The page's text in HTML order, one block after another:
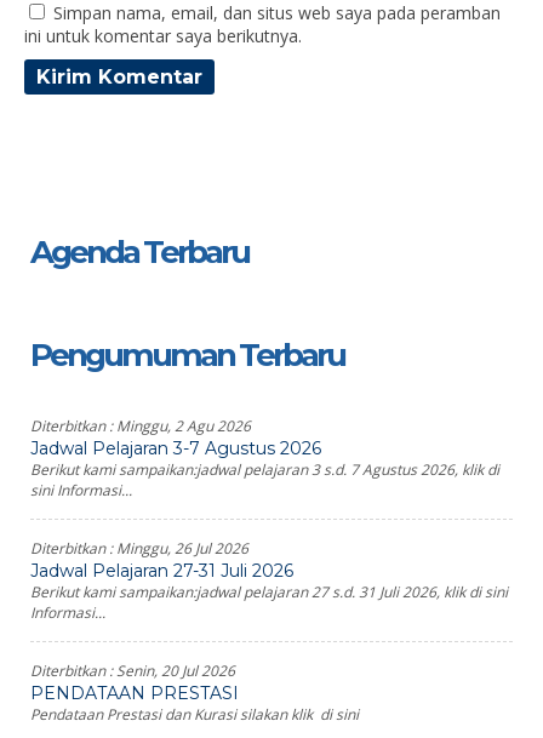
Simpan nama, email, dan situs web saya pada peramban
ini untuk komentar saya berikutnya.
Agenda Terbaru
Pengumuman Terbaru
Diterbitkan :Minggu, 2 Agu 2026
Jadwal Pelajaran 3-7 Agustus 2026
Berikut kami sampaikan:jadwal pelajaran 3 s.d. 7 Agustus 2026, klik di
sini Informasi...
Diterbitkan :Minggu, 26 Jul 2026
Jadwal Pelajaran 27-31 Juli 2026
Berikut kami sampaikan:jadwal pelajaran 27 s.d. 31 Juli 2026, klik di sini
Informasi...
Diterbitkan :Senin, 20 Jul 2026
PENDATAAN PRESTASI
Pendataan Prestasi dan Kurasi silakan klik di sini